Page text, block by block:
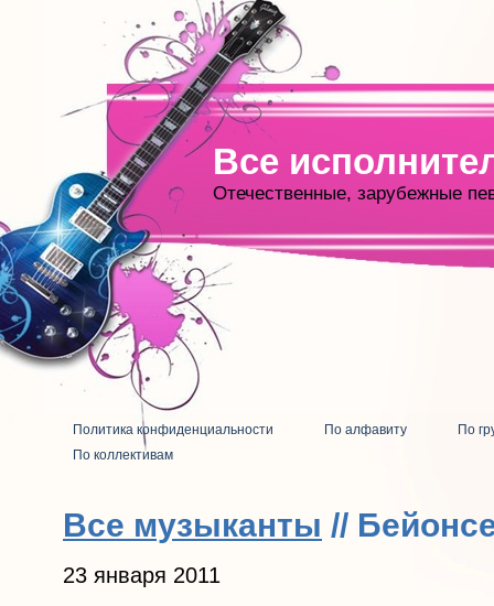
Все
Отечественные, зарубежные
Политика конфиденциальности По алфавиту
По
По коллективам
Все музыканты //
23 января 2011